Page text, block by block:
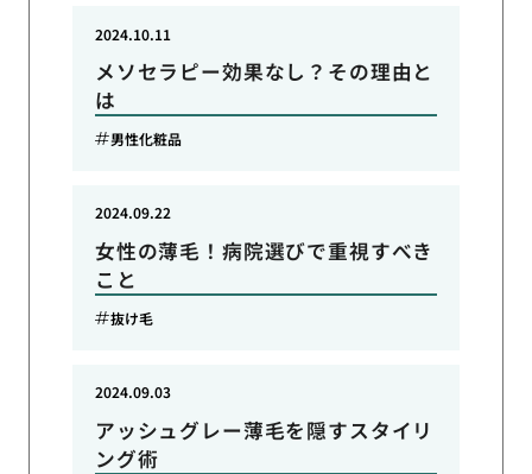
メソセラピー効果なし？その理由と
は
2024.10.11
男性化粧品
女性の薄毛！病院選びで重視すべき
こと
2024.09.22
抜け毛
アッシュグレー薄毛を隠すスタイリ
ング術
2024.09.03